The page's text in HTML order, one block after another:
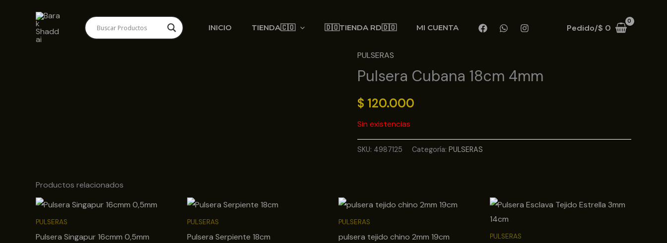
contenido
INICIO TIENDA🇨🇴 🇩🇴TIENDA RD🇩🇴 MI CUENTA Pedido/$ 0
PULSERAS
Pulsera Cubana 18cm 4mm
$ 120.000
Sin existencias
SKU: 4987125 Categoría: PULSERAS
Productos relacionados
PULSERAS
Pulsera Singapur 16cmm 0,5mm
PULSERAS
Pulsera Serpiente 18cm
PULSERAS
pulsera tejido chino 2mm 19cm PULSERAS